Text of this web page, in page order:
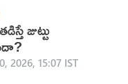
జుట్టు
2026, 15:07 IST